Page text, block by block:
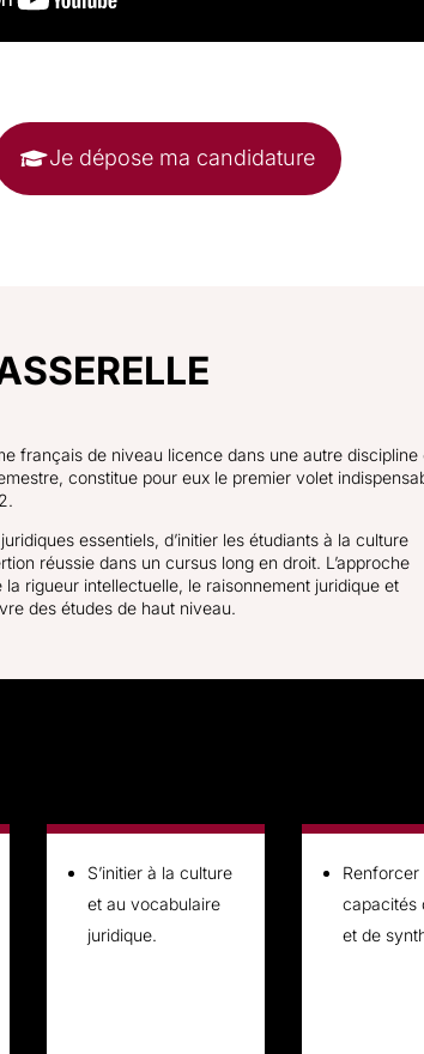
Je dépose ma candidature
français de niveau licence dans une autre
constitue pour eux le premier volet
essentiels, d’initier les étudiants à la culture
réussie dans un cursus long en droit. L’approche
rigueur intellectuelle, le raisonnement juridique et
des études de haut niveau.
S’initier à la culture
et au vocabulaire
juridique.
Renforcer
capacités
et de